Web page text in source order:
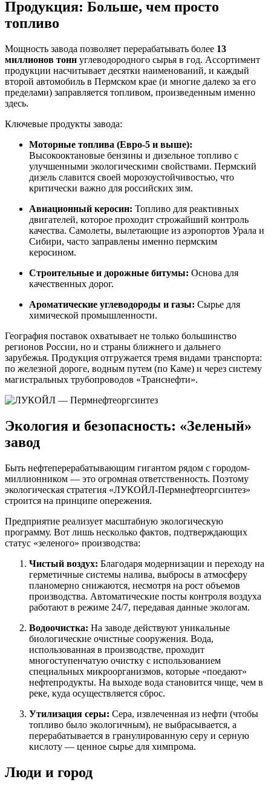
Продукция: Больше, чем просто
топливо
Мощность завода позволяет перерабатывать более 13
миллионов тонн углеводородного сырья в год. Ассортимент
продукции насчитывает десятки наименований, и каждый
второй автомобиль в Пермском крае (и многие далеко за его
пределами) заправляется топливом, произведенным именно
здесь.
Ключевые продукты завода:
Моторные топлива (Евро-5 и выше):
Высокооктановые бензины и дизельное топливо с
улучшенными экологическими свойствами. Пермский
дизель славится своей морозоустойчивостью, что
критически важно для российских зим.
Авиационный керосин: Топливо для реактивных
двигателей, которое проходит строжайший контроль
качества. Самолеты, вылетающие из аэропортов Урала и
Сибири, часто заправлены именно пермским
керосином.
Строительные и дорожные битумы: Основа для
качественных дорог.
Ароматические углеводороды и газы: Сырье для
химической промышленности.
География поставок охватывает не только большинство
регионов России, но и страны ближнего и дальнего
зарубежья. Продукция отгружается тремя видами транспорта:
по железной дороге, водным путем (по Каме) и через систему
магистральных трубопроводов «Транснефти».
Экология и безопасность: «Зеленый»
завод
Быть нефтеперерабатывающим гигантом рядом с городом-
миллионником — это огромная ответственность. Поэтому
экологическая стратегия «ЛУКОЙЛ-Пермнефтеоргсинтез»
строится на принципе опережения.
Предприятие реализует масштабную экологическую
программу. Вот лишь несколько фактов, подтверждающих
статус «зеленого» производства:
Чистый воздух: Благодаря модернизации и переходу на
герметичные системы налива, выбросы в атмосферу
планомерно снижаются, несмотря на рост объемов
производства. Автоматические посты контроля воздуха
работают в режиме 24/7, передавая данные экологам.
Водоочистка: На заводе действуют уникальные
биологические очистные сооружения. Вода,
использованная в производстве, проходит
многоступенчатую очистку с использованием
специальных микроорганизмов, которые «поедают»
нефтепродукты. На выходе вода становится чище, чем в
реке, куда осуществляется сброс.
Утилизация серы: Сера, извлеченная из нефти (чтобы
топливо было экологичным), не выбрасывается, а
перерабатывается в гранулированную серу и серную
кислоту — ценное сырье для химпрома.
Люди и город